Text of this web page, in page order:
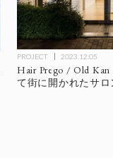
PROJECT 2023.12.05
Hair Prego / Old
て街に開かれたサロ